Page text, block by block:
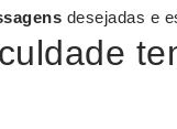
desejadas e